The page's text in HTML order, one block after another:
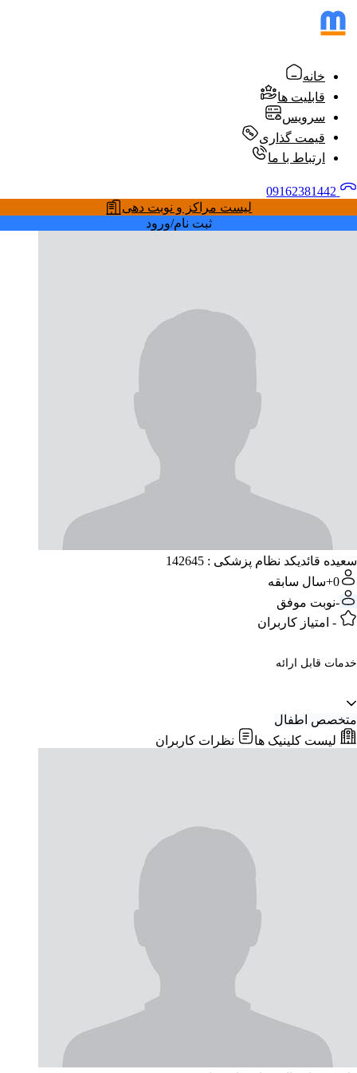
خانه
قابلیت ها
سرویس
قیمت گذاری
ارتباط با ما
لیست مراکز و نوبت دهی
ثبت نام/ورود
سعیده قائدیکد نظام پزشکی : 142645
0+ سال سابقه
-نوبت موفق
- امتیاز کاربران
خدمات قابل ارائه
متخصص اطفال
لیست کلینیک ها
نظرات کاربران